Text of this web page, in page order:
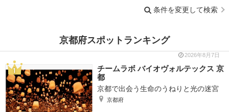
条件を変更して検索
京都府スポットランキング
2026年8月7日
チームラボ バイオヴォルテックス 京
都
京都で出会う生命のうねりと光の迷宮
京都府